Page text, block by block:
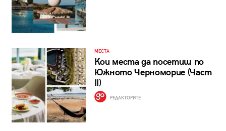
МЕСТА
Кои места да посетиш по
Южното Черноморие (Част
II)
РЕДАКТОРИТЕ